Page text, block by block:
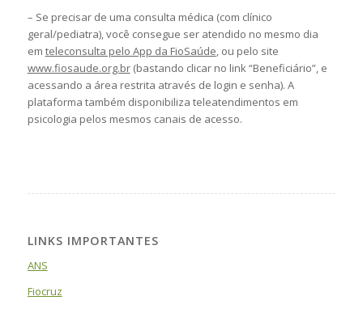
– Se precisar de uma consulta médica (com clínico
geral/pediatra), você consegue ser atendido no mesmo dia
em teleconsulta pelo App da FioSaúde, ou pelo site
www.fiosaude.org.br(bastando clicar no link “Beneficiário”, e
acessando a área restrita através de login e senha). A
plataforma também disponibiliza teleatendimentos em
psicologia pelos mesmos canais de acesso.
LINKS IMPORTANTES
ANS
Fiocruz